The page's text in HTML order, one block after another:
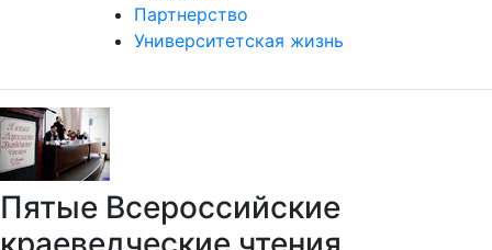
Партнерство
Университетская жизнь
Пятые Всероссийские